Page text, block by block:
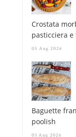
Crostata
pasticciera
05 Aug 2026
Baguette
poolish
03 Aug 2026